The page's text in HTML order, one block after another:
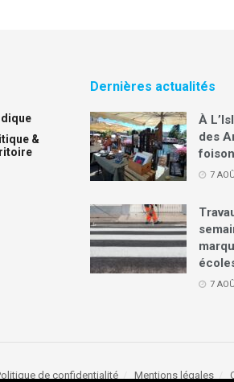
&
Dernières actualités
À
des
7
7
de confidentialité Mentions légales